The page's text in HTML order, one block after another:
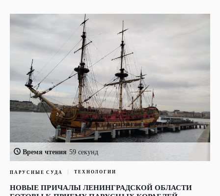
Время чтения 59 секунд
ПАРУСНЫЕ СУДА ТЕХНОЛОГИИ
НОВЫЕ ПРИЧАЛЫ ЛЕНИНГРАДСКОЙ ОБЛАСТИ